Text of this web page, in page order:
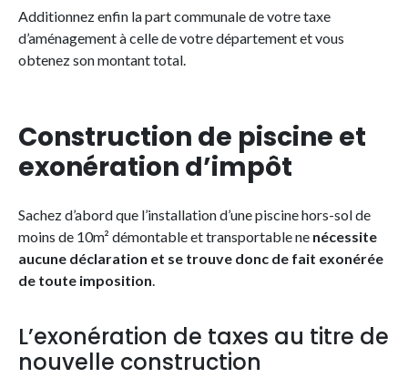
Additionnez enfin la part communale de votre taxe
d’aménagement à celle de votre département et vous
obtenez son montant total.
Construction de piscine et
exonération d’impôt
Sachez d’abord que l’installation d’une piscine hors-sol de
moins de 10m² démontable et transportable ne nécessite
aucune déclaration et se trouve donc de fait exonérée
de toute imposition
L’exonération de taxes au titre de
nouvelle construction